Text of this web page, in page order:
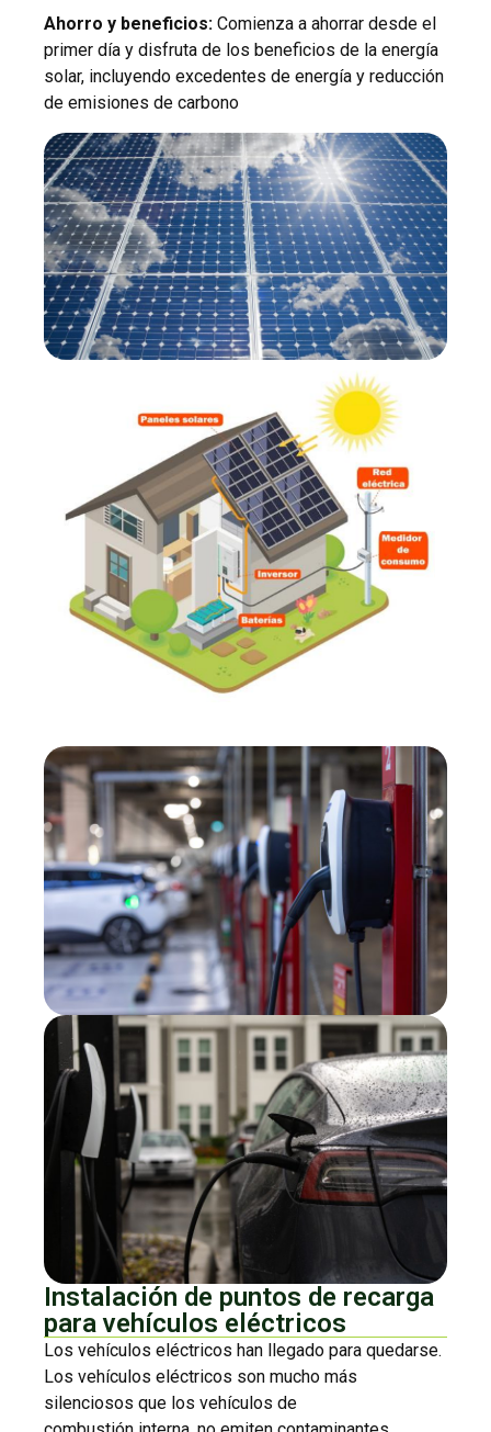
Ahorro y beneficios: Comienza a ahorrar desde el
primer día y disfruta de los beneficios de la energía
solar, incluyendo excedentes de energía y reducción
de emisiones de carbono
Instalación de puntos de recarga
para vehículos eléctricos
Los vehículos eléctricos han llegado para quedarse.
Los vehículos eléctricos son mucho más
silenciosos que los vehículos de